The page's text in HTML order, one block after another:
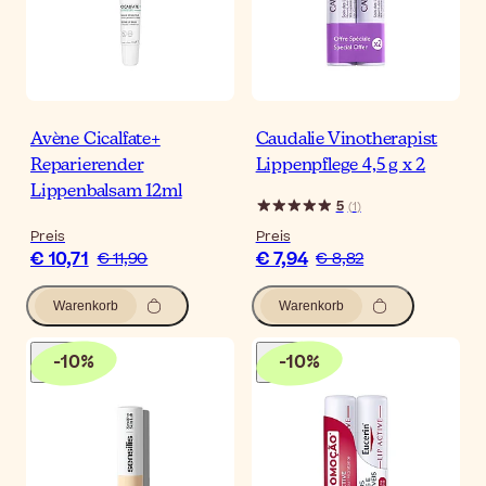
Avène Cicalfate+
Reparierender
Lippenbalsam 12ml
Preis
€ 10,71 € 11,90
Warenkorb
Caudalie Vinotherapist
Lippenpflege 4,5 g x 2
5 (1)
Preis
€ 7,94 € 8,82
Warenkorb
-10% -10%